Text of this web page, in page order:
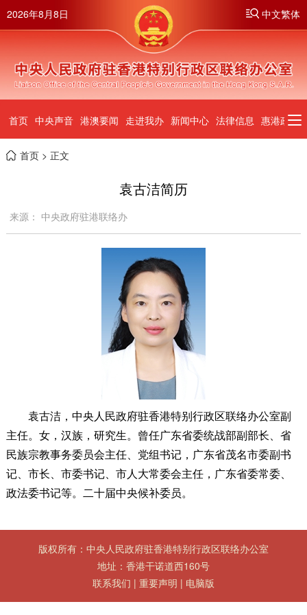
2026年8月8日 中文繁体
首页 中央声音 港澳要闻 走进我办 新闻中心 法律信息 惠港政策
首页> 正文
袁古洁简历
来源： 中央政府驻港联络办
袁古洁，中央人民政府驻香港特别行政区联络办公室副
主任。女，汉族，研究生。曾任广东省委统战部副部长、省
民族宗教事务委员会主任、党组书记，广东省茂名市委副书
记、市长、市委书记、市人大常委会主任，广东省委常委、
政法委书记等。二十届中央候补委员。
版权所有：中央人民政府驻香港特别行政区联络办公室
地址：香港干诺道西160号
联系我们 | 重要声明 | 电脑版